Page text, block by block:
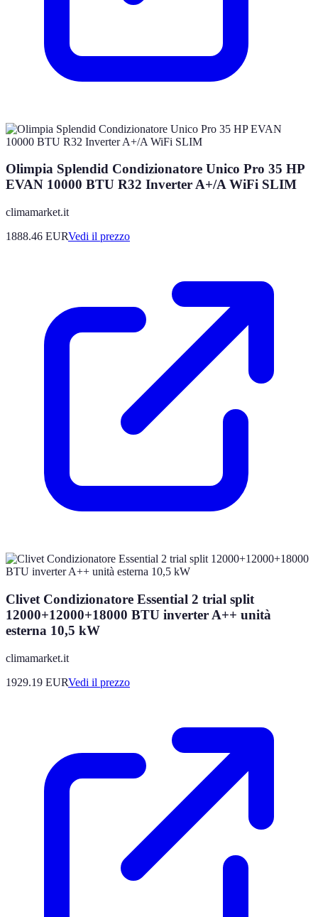
Olimpia Splendid Condizionatore Unico Pro 35 HP
EVAN 10000 BTU R32 Inverter A+/A WiFi SLIM
climamarket.it
1888.46 EURVedi il prezzo
Clivet Condizionatore Essential 2 trial split
12000+12000+18000 BTU inverter A++ unità
esterna 10,5 kW
climamarket.it
1929.19 EURVedi il prezzo